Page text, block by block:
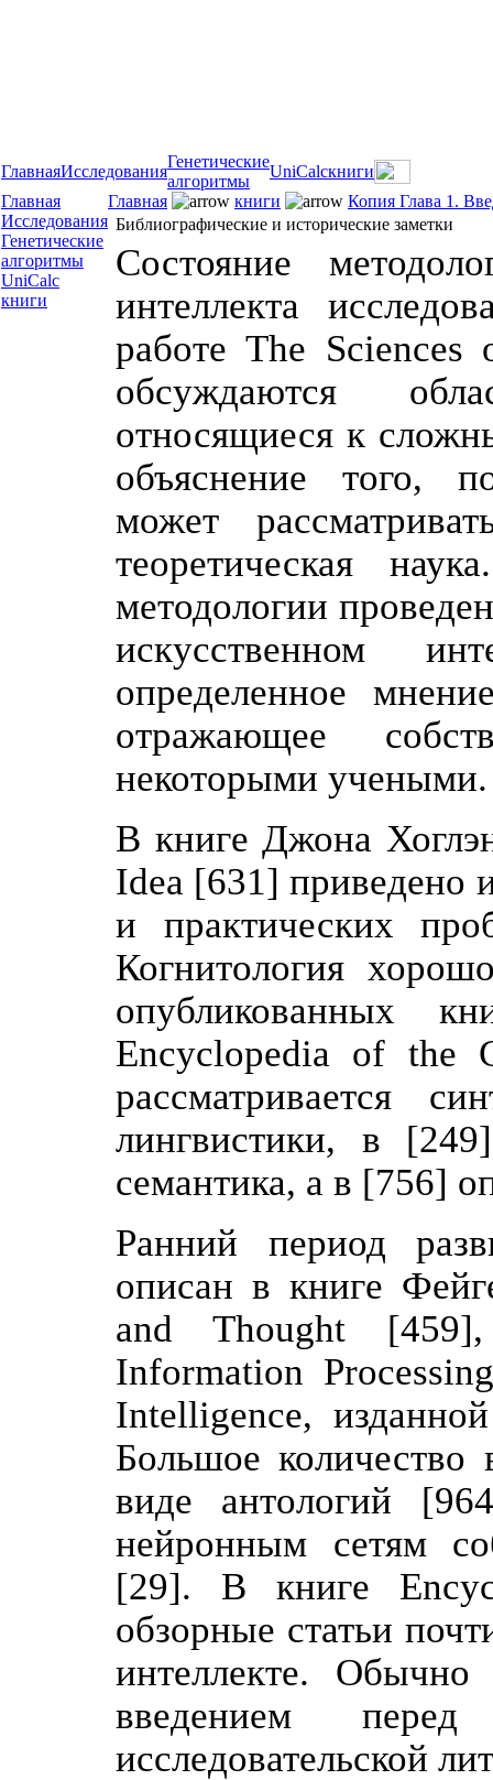
ГлавнаяИсследования
Генетические
алгоритмы
UniCalcкниги
Главная
Исследования
Генетические
алгоритмы
UniCalc
книги
Главная книги
Копия Глава 1.
Библиографические и исторические заметки
Состояние
интеллекта
работе The
обсуждаются
относящиеся к
объяснение того,
может
теоретическая
методологии
искусственном
определенное
отражающее
некоторыми учеными.
В книге Джона
Idea [631] приведено
и практических
Когнитология
опубликованных
Encyclopedia of the
рассматривается
лингвистики, в
семантика, а в [756]
Ранний период
описан в книге
and Thought
Information
Intelligence,
Большое
виде антологий
нейронным сетям
[29]. В книге
обзорные статьи
интеллекте. Обычно
введением
исследовательской